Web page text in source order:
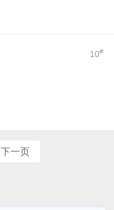
10#
下一页